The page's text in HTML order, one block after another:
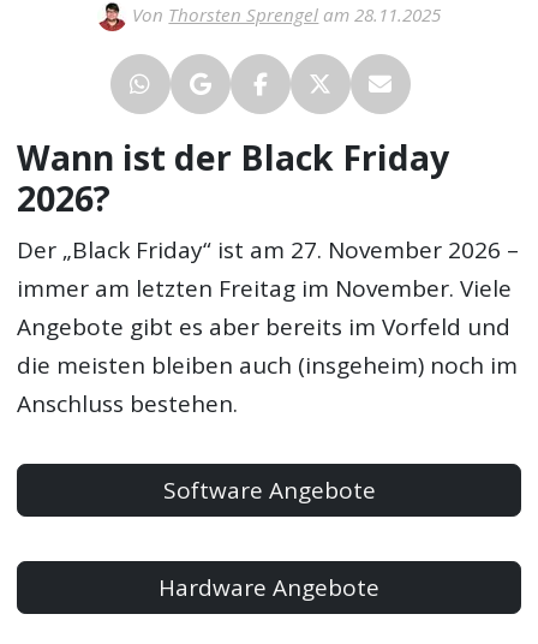
Von Thorsten Sprengel am 28.11.2025
Wann ist der Black Friday
2026?
Der „Black Friday“ ist am 27. November 2026 –
immer am letzten Freitag im November. Viele
Angebote gibt es aber bereits im Vorfeld und
die meisten bleiben auch (insgeheim) noch im
Anschluss bestehen.
Software Angebote
Hardware Angebote